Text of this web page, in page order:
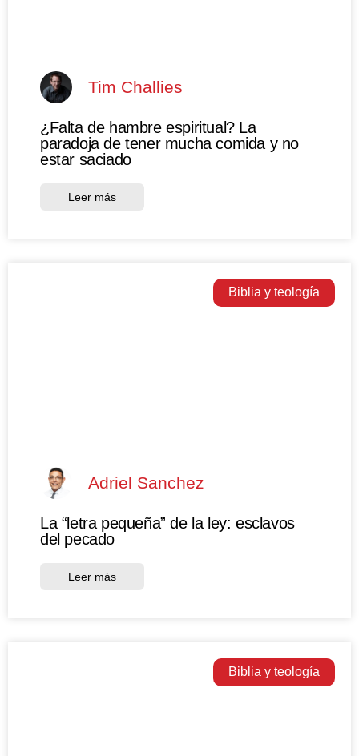
Tim Challies
¿Falta de hambre espiritual? La
paradoja de tener mucha comida y no
estar saciado
Leer más
Biblia y teología
Adriel Sanchez
La “letra pequeña” de la ley: esclavos
del pecado
Leer más
Biblia y teología